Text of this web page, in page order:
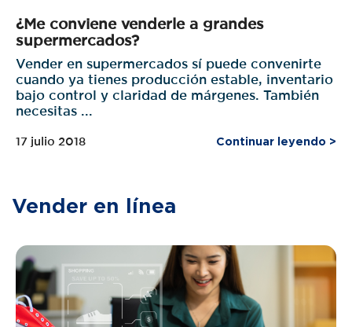
¿Me conviene venderle a grandes
supermercados?
Vender en supermercados sí puede convenirte
cuando ya tienes producción estable, inventario
bajo control y claridad de márgenes. También
necesitas ...
17 julio 2018 Continuar leyendo >
Vender en línea